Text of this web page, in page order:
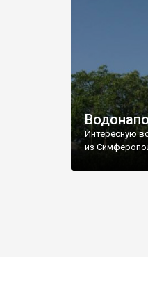
Интересную
из